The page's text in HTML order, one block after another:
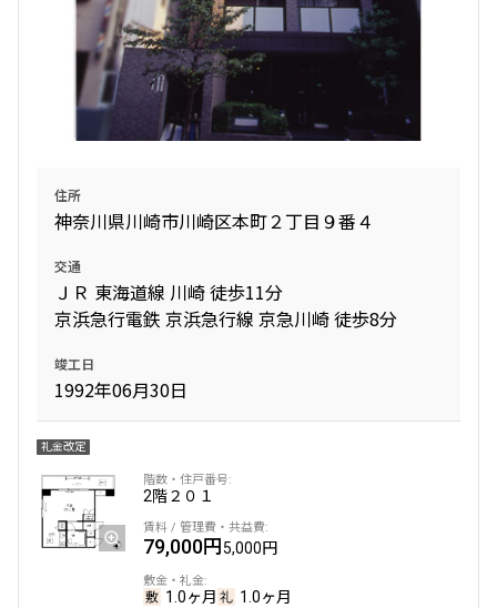
住所
神奈川県川崎市川崎区本町２丁目９番４
交通
ＪＲ 東海道線 川崎 徒歩11分
京浜急行電鉄 京浜急行線 京急川崎 徒歩8分
竣工日
1992年06月30日
礼金改定
2階２０１
79,000円5,000円
1.0ヶ月 1.0ヶ月